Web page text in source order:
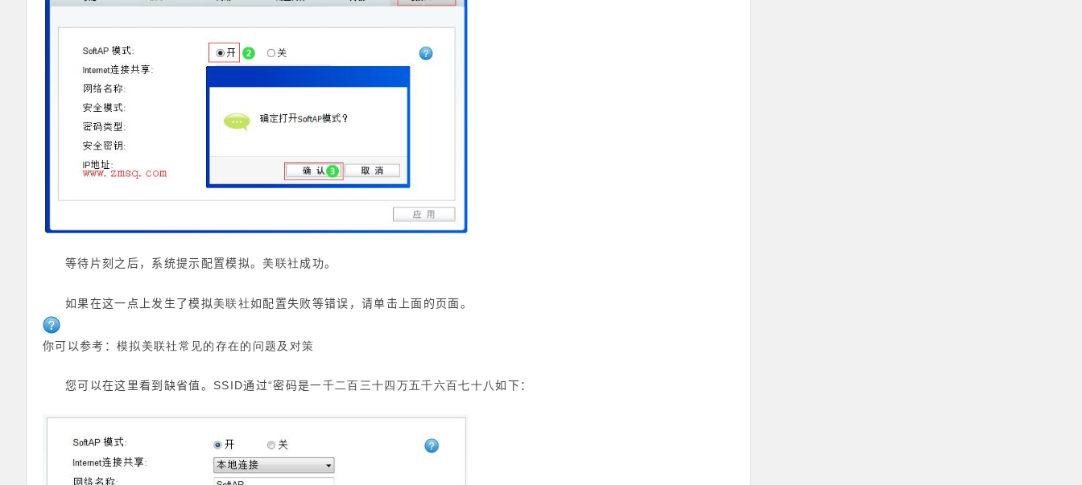
等待片刻之后，系统提示配置模拟。 美联社 成功。
如果在这一点上发生了模拟 美联社如配置失败等错误，请单击上面的页面。
你可以参考： 模拟 美联社 常见的 存在的问题及对策
您可以在这里看到缺省值。 SSID通过“ 密码是一千二百三十四万五千六百七十八如下：